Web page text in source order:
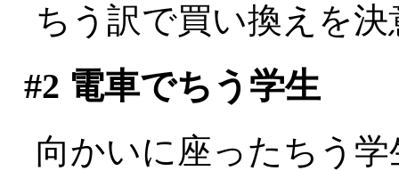
ちう訳で買い換えを決
#2 電車でちう学生
向かいに座ったちう